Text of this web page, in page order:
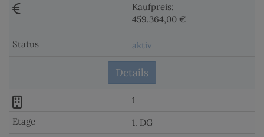
Kaufpreis:
459.364,00 €
aktiv
Details
1
1. DG